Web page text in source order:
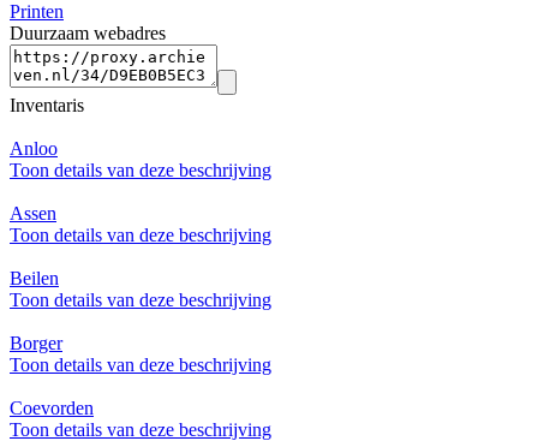
Printen
Duurzaam webadres
Inventaris
Anloo
Toon details van deze beschrijving
Assen
Toon details van deze beschrijving
Beilen
Toon details van deze beschrijving
Borger
Toon details van deze beschrijving
Coevorden
Toon details van deze beschrijving